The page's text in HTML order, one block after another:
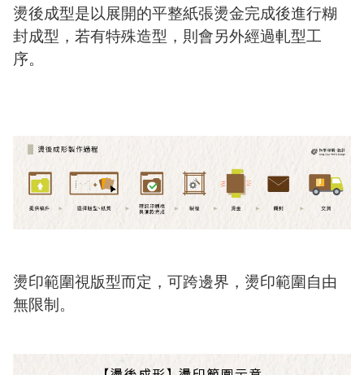
燙後成型是以展開的平整紙張燙金完成後進行糊
封成型，若有特殊造型，則會另外經過軋型工
序。
燙印範圍視版型而定，可跨邊界，燙印範圍自由
無限制。